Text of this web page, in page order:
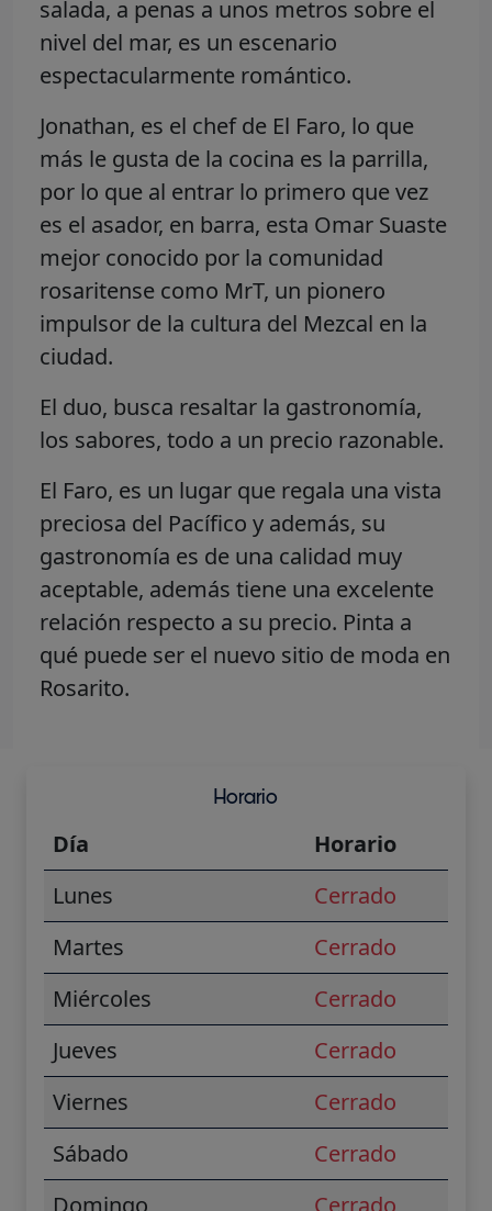
salada, a penas a unos metros sobre el
nivel del mar, es un escenario
espectacularmente romántico.
Jonathan, es el chef de El Faro, lo que
más le gusta de la cocina es la parrilla,
por lo que al entrar lo primero que vez
es el asador, en barra, esta Omar Suaste
mejor conocido por la comunidad
rosaritense como MrT, un pionero
impulsor de la cultura del Mezcal en la
ciudad.
El duo, busca resaltar la gastronomía,
los sabores, todo a un precio razonable.
El Faro, es un lugar que regala una vista
preciosa del Pacífico y además, su
gastronomía es de una calidad muy
aceptable, además tiene una excelente
relación respecto a su precio. Pinta a
qué puede ser el nuevo sitio de moda en
Rosarito.
Horario
Día
Horario
Lunes
Cerrado
Martes
Cerrado
Miércoles
Cerrado
Jueves
Cerrado
Viernes
Cerrado
Sábado
Cerrado
Domingo
Cerrado